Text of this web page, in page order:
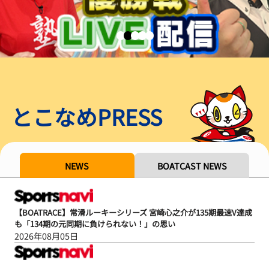
とこなめPRESS
NEWS BOATCAST NEWS
【BOATRACE】常滑ルーキーシリーズ 宮崎心之介が135期最速V達成
も「134期の元同期に負けられない！」の思い
2026年08月05日